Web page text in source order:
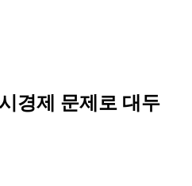
경제 문제로 대두